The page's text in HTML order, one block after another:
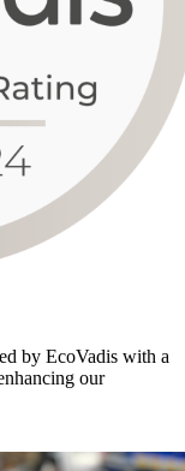
by EcoVadis with a
our